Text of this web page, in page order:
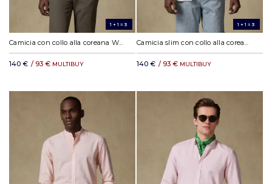
1+1=3
Camicia con collo alla coreana Wayne in lino arancione
140 € / 93 € MULTIBUY
1+1=3
Camicia slim con collo alla coreana Wayne in lino sabbia
140 € / 93 € MULTIBUY